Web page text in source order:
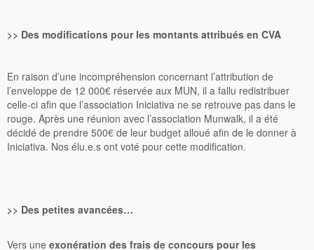
>> Des modifications pour les montants attribués en CVA
En raison d’une incompréhension concernant l’attribution de
l’enveloppe de 12 000€ réservée aux MUN, il a fallu redistribuer
celle-ci afin que l’association Iniciativa ne se retrouve pas dans le
rouge. Après une réunion avec l’association Munwalk, il a été
décidé de prendre 500€ de leur budget alloué afin de le donner à
Iniciativa. Nos élu.e.s ont voté pour cette modification.
>> Des petites avancées…
Vers une exonération des frais de concours pour les